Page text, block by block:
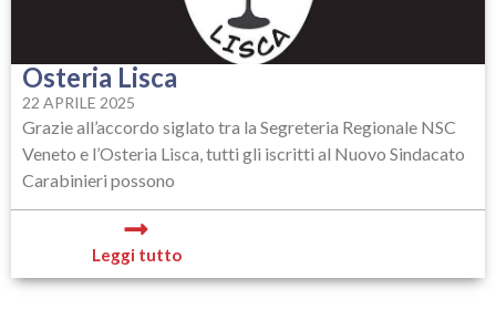
Osteria Lisca
22 APRILE 2025
Grazie all’accordo siglato tra la Segreteria Regionale NSC
Veneto e l’Osteria Lisca, tutti gli iscritti al Nuovo Sindacato
Carabinieri possono
Leggi tutto